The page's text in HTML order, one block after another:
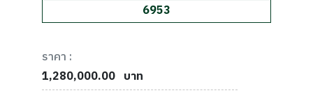
6953
ราคา :
1,280,000.00 บาท